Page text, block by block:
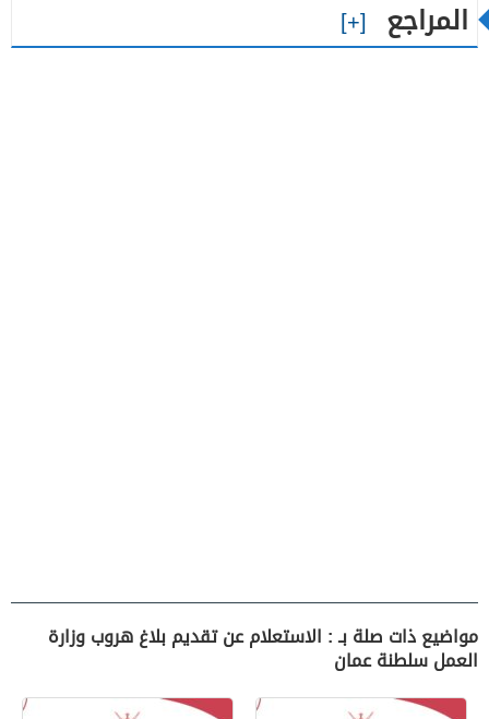
المراجع
مواضيع ذات صلة بـ : الاستعلام عن تقديم بلاغ هروب وزارة
العمل سلطنة عمان